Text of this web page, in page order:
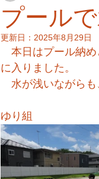
プール
更新日： 2025年8月29日
本日はプール納め
に入りました。
水が浅いながらも
ゆり組